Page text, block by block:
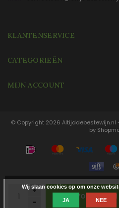
+
-
TOEVOEGEN
KLANTENSERVICE
CATEGORIEËN
MIJN ACCOUNT
© Copyright 2026 Altijddebestewijn.nl
by
Wij slaan cookies op om onze
JA NEE